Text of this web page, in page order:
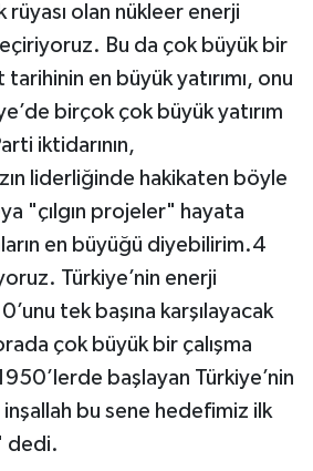
rüyası olan nükleer enerji
Bu da çok büyük bir
en büyük yatırımı, onu
birçok çok büyük yatırım
iktidarının,
liderliğinde hakikaten böyle
"çılgın projeler" hayata
en büyüğü diyebilirim.4
Türkiye’nin enerji
tek başına karşılayacak
çok büyük bir çalışma
başlayan Türkiye’nin
bu sene hedefimiz ilk
dedi.